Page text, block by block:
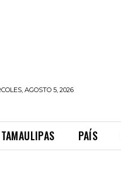
AGOSTO 5, 2026
TAMAULIPAS PAÍS